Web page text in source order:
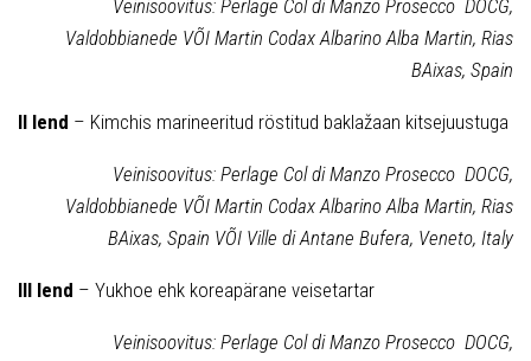
Veinisoovitus: Perlage Col di Manzo Prosecco DOCG,
Valdobbianede VÕI Martin Codax Albarino Alba Martin, Rias
BAixas, Spain
II lend – Kimchis marineeritud röstitud baklažaan kitsejuustuga
Veinisoovitus: Perlage Col di Manzo Prosecco DOCG,
Valdobbianede VÕI Martin Codax Albarino Alba Martin, Rias
BAixas, Spain VÕI Ville di Antane Bufera, Veneto, Italy
III lend – Yukhoe ehk koreapärane veisetartar
Veinisoovitus: Perlage Col di Manzo Prosecco DOCG,